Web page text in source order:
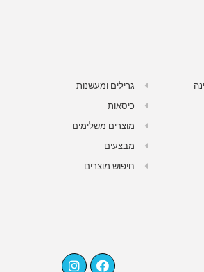
גרילים ומעשנות
כיסאות
מוצרים משלימים
מבצעים
חיפוש מוצרים